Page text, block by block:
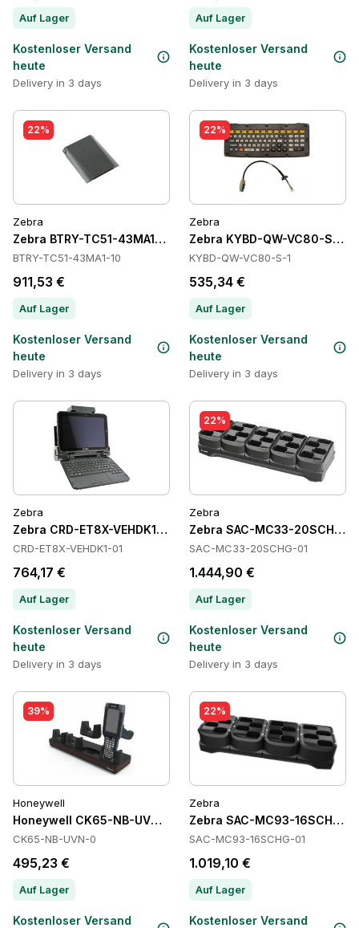
Auf Lager
Kostenloser Versand
heute
Delivery in 3 days
Auf Lager
Kostenloser Versand
heute
Delivery in 3 days
22%
Zebra
Zebra BTRY-TC51-43MA1-10 Batteries
BTRY-TC51-43MA1-10
911,53 €
Auf Lager
Kostenloser Versand
heute
Delivery in 3 days
22%
Zebra
Zebra KYBD-QW-VC80-S-1
KYBD-QW-VC80-S-1
535,34 €
Auf Lager
Kostenloser Versand
heute
Delivery in 3 days
Zebra
Zebra CRD-ET8X-VEHDK1-01 Cradles
CRD-ET8X-VEHDK1-01
764,17 €
Auf Lager
Kostenloser Versand
heute
Delivery in 3 days
22%
Zebra
Zebra SAC-MC33-20SCHG-
SAC-MC33-20SCHG-01
1.444,90 €
Auf Lager
Kostenloser Versand
heute
Delivery in 3 days
39%
Honeywell
Honeywell CK65-NB-UVN-0 Cradles
CK65-NB-UVN-0
495,23 €
Auf Lager
Kostenloser Versand
22%
Zebra
Zebra SAC-MC93-16SCHG-
SAC-MC93-16SCHG-01
1.019,10 €
Auf Lager
Kostenloser Versand